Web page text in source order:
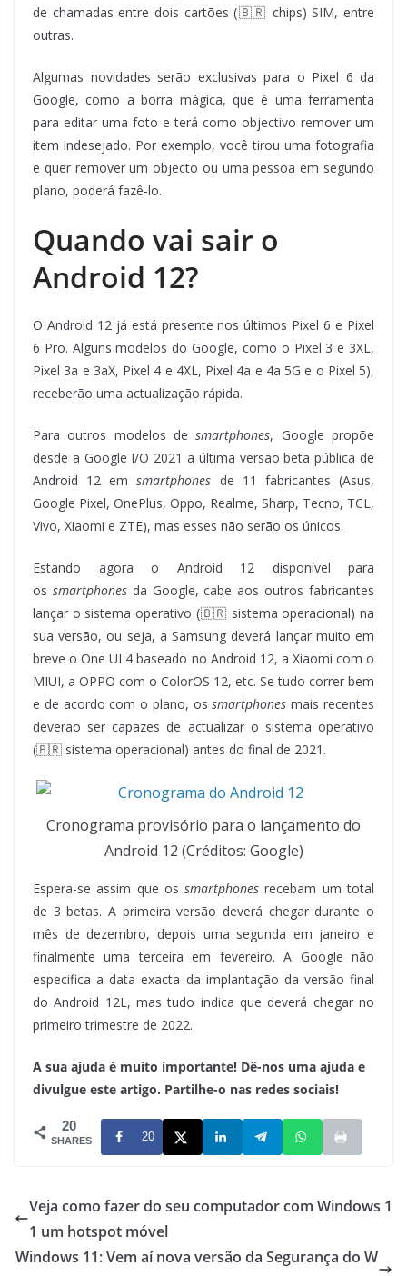
de chamadas entre dois cartões (🇧🇷 chips) SIM, entre
outras.
Algumas novidades serão exclusivas para o Pixel 6 da
Google, como a borra mágica, que é uma ferramenta
para editar uma foto e terá como objectivo remover um
item indesejado. Por exemplo, você tirou uma fotografia
e quer remover um objecto ou uma pessoa em segundo
plano, poderá fazê-lo.
Quando vai sair o
Android 12?
O Android 12 já está presente nos últimos Pixel 6 e Pixel
6 Pro. Alguns modelos do Google, como o Pixel 3 e 3XL,
Pixel 3a e 3aX, Pixel 4 e 4XL, Pixel 4a e 4a 5G e o Pixel 5),
receberão uma actualização rápida.
Para outros modelos desmartphones, Google propõe
desde a Google I/O 2021 a última versão beta pública de
Android 12 emsmartphones de 11 fabricantes (Asus,
Google Pixel, OnePlus, Oppo, Realme, Sharp, Tecno, TCL,
Vivo, Xiaomi e ZTE), mas esses não serão os únicos.
Estando agora o Android 12 disponível para
os smartphonesda Google, cabe aos outros fabricantes
lançar o sistema operativo (🇧🇷 sistema operacional) na
sua versão, ou seja, a Samsung deverá lançar muito em
breve o One UI 4 baseado no Android 12, a Xiaomi com o
MIUI, a OPPO com o ColorOS 12, etc. Se tudo correr bem
e de acordo com o plano, ossmartphones mais recentes
deverão ser capazes de actualizar o sistema operativo
(🇧🇷 sistema operacional) antes do final de 2021.
Cronograma provisório para o lançamento do
Android 12 (Créditos: Google)
Espera-se assim que ossmartphones recebam um total
de 3 betas. A primeira versão deverá chegar durante o
mês de dezembro, depois uma segunda em janeiro e
finalmente uma terceira em fevereiro. A Google não
especifica a data exacta da implantação da versão final
do Android 12L, mas tudo indica que deverá chegar no
primeiro trimestre de 2022.
A sua ajuda é muito importante! Dê-nos uma ajuda e
divulgue este artigo. Partilhe-o nas redes sociais!
20
SHARES 20
Veja como fazer do seu computador com Windows 1
1 um hotspot móvel
Windows 11: Vem aí nova versão da Segurança do W